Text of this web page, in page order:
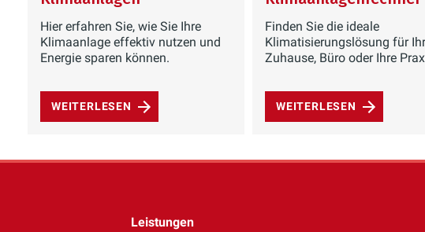
Hier erfahren Sie, wie Sie Ihre
Klimaanlage effektiv nutzen und
Energie sparen können.
WEITERLESEN
Finden Sie die ideale
Klimatisierungslösung für Ihr
Zuhause, Büro oder Ihre
WEITERLESEN
Leistungen